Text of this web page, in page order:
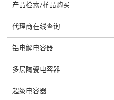
产品检索/样品购买
代理商在线查询
铝电解电容器
多层陶瓷电容器
超级电容器